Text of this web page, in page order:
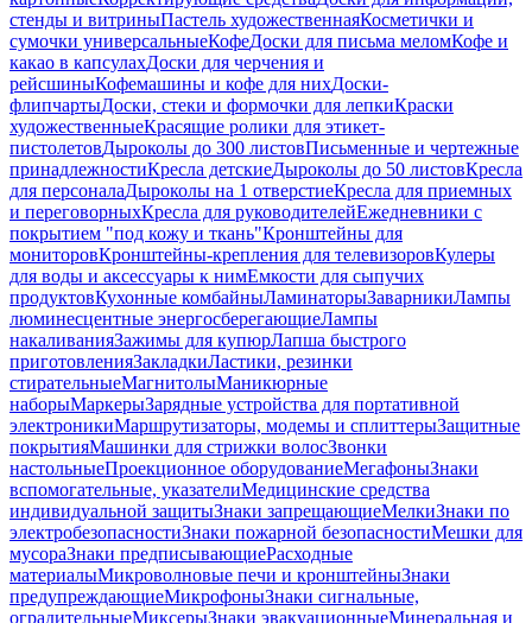
стенды и витриныПастель художественнаяКосметички и
сумочки универсальныеКофеДоски для письма меломКофе и
какао в капсулахДоски для черчения и
рейсшиныКофемашины и кофе для нихДоски-
флипчартыДоски, стеки и формочки для лепкиКраски
художественныеКрасящие ролики для этикет-
пистолетовДыроколы до 300 листовПисьменные и чертежные
принадлежностиКресла детскиеДыроколы до 50 листовКресла
для персоналаДыроколы на 1 отверстиеКресла для приемных
и переговорныхКресла для руководителейЕжедневники с
покрытием "под кожу и ткань"Кронштейны для
мониторовКронштейны-крепления для телевизоровКулеры
для воды и аксессуары к нимЕмкости для сыпучих
продуктовКухонные комбайныЛаминаторыЗаварникиЛампы
люминесцентные энергосберегающиеЛампы
накаливанияЗажимы для купюрЛапша быстрого
приготовленияЗакладкиЛастики, резинки
стирательныеМагнитолыМаникюрные
наборыМаркерыЗарядные устройства для портативной
электроникиМаршрутизаторы, модемы и сплиттерыЗащитные
покрытияМашинки для стрижки волосЗвонки
настольныеПроекционное оборудованиеМегафоныЗнаки
вспомогательные, указателиМедицинские средства
индивидуальной защитыЗнаки запрещающиеМелкиЗнаки по
электробезопасностиЗнаки пожарной безопасностиМешки для
мусораЗнаки предписывающиеРасходные
материалыМикроволновые печи и кронштейныЗнаки
предупреждающиеМикрофоныЗнаки сигнальные,
оградительныеМиксерыЗнаки эвакуационныеМинеральная и